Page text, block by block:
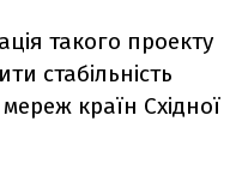
такого проекту
стабільність
країн Східної